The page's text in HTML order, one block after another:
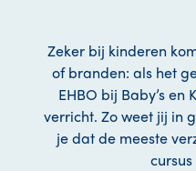
Zeker bij kinderen
of branden: als het
EHBO bij Baby’s
verricht. Zo weet jij in
je dat de meeste